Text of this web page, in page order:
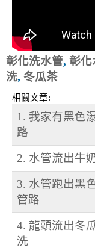
彰化洗水管, 彰化
洗, 冬瓜茶
相關文章:
1. 我家有黑色
路
2. 水管流出牛
3. 水管跑出黑
管路
4. 龍頭流出冬
洗